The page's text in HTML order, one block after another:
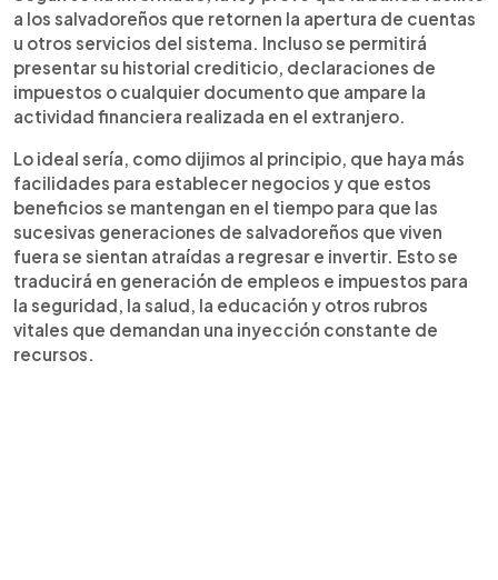
a los salvadoreños que retornen la apertura de cuentas
u otros servicios del sistema. Incluso se permitirá
presentar su historial crediticio, declaraciones de
impuestos o cualquier documento que ampare la
actividad financiera realizada en el extranjero.
Lo ideal sería, como dijimos al principio, que haya más
facilidades para establecer negocios y que estos
beneficios se mantengan en el tiempo para que las
sucesivas generaciones de salvadoreños que viven
fuera se sientan atraídas a regresar e invertir. Esto se
traducirá en generación de empleos e impuestos para
la seguridad, la salud, la educación y otros rubros
vitales que demandan una inyección constante de
recursos.